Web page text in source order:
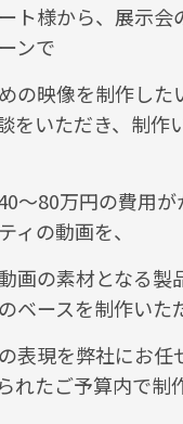
ト様から、展示会
ンで
の映像を制作した
をいただき、制作
〜80万円の費用が
ィの動画を、
画の素材となる製
ベースを制作いた
表現を弊社にお任
れたご予算内で制